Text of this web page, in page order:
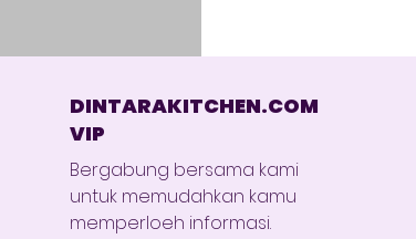
DINTARAKITCHEN.COM
VIP
Bergabung bersama kami
untuk memudahkan kamu
memperloeh informasi.